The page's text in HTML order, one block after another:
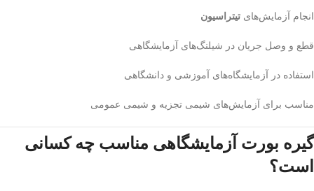
انجام آزمایش‌های تیتراسیون
قطع و وصل جریان در شیلنگ‌های آزمایشگاهی
استفاده در آزمایشگاه‌های آموزشی و دانشگاهی
مناسب برای آزمایش‌های شیمی تجزیه و شیمی عمومی
گیره بورت آزمایشگاهی مناسب چه کسانی
است؟